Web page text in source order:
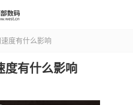
度有什么影响
度有什么影响